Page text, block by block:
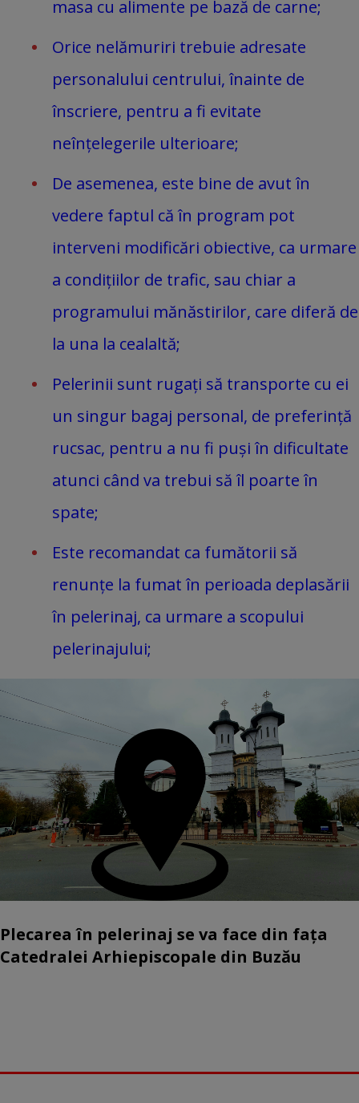
masa cu alimente pe bază de carne;
Orice nelămuriri trebuie adresate
personalului centrului, înainte de
înscriere, pentru a fi evitate
neînțelegerile ulterioare;
De asemenea, este bine de avut în
vedere faptul că în program pot
interveni modificări obiective, ca urmare
a condițiilor de trafic, sau chiar a
programului mănăstirilor, care diferă de
la una la cealaltă;
Pelerinii sunt rugați să transporte cu ei
un singur bagaj personal, de preferință
rucsac, pentru a nu fi puși în dificultate
atunci când va trebui să îl poarte în
spate;
Este recomandat ca fumătorii să
renunțe la fumat în perioada deplasării
în pelerinaj, ca urmare a scopului
pelerinajului;
Plecarea în pelerinaj se va face din fața
Catedralei Arhiepiscopale din Buzău